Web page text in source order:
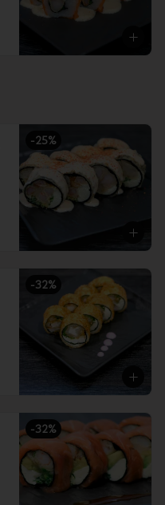
-25%
-32%
-32%